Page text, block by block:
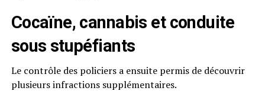
Cocaïne, cannabis et conduite
sous stupéfiants
Le contrôle des policiers a ensuite permis de découvrir
plusieurs infractions supplémentaires.